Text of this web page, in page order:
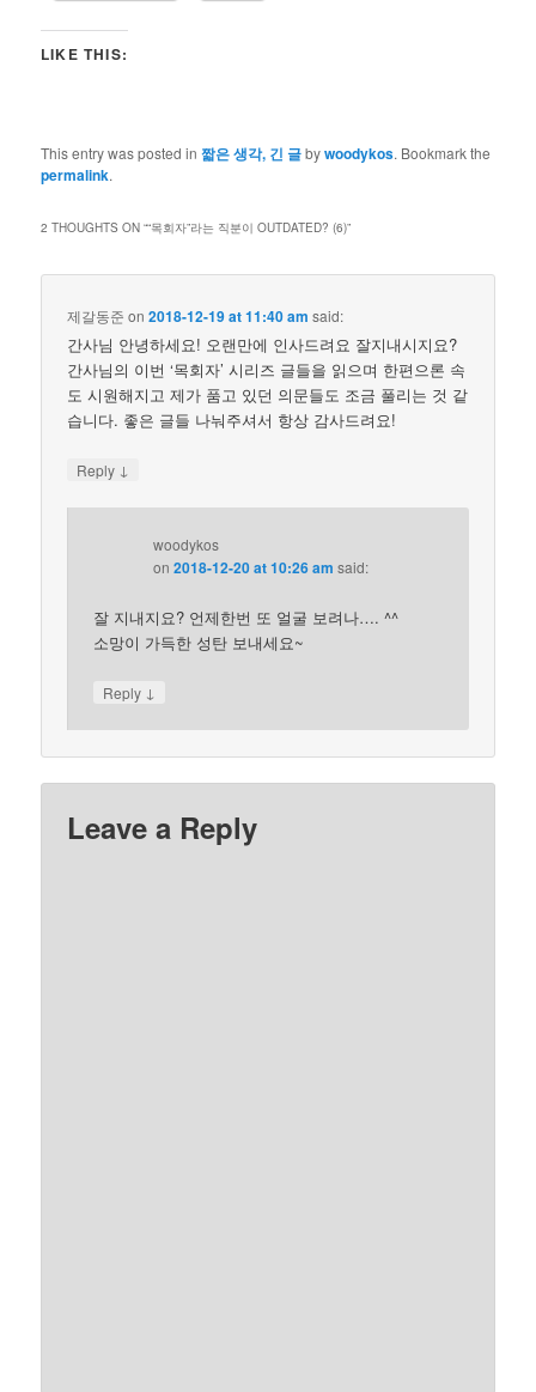
LIKE THIS:
This entry was posted in짧은 생각, 긴 글bywoodykos. Bookmark the
permalink.
2 THOUGHTS ON ““목회자”라는 직분이 OUTDATED? (6)”
제갈동준 on2018-12-19 at 11:40 am said:
간사님 안녕하세요! 오랜만에 인사드려요 잘지내시지요?
간사님의 이번 ‘목회자’ 시리즈 글들을 읽으며 한편으론 속
도 시원해지고 제가 품고 있던 의문들도 조금 풀리는 것 같
습니다. 좋은 글들 나눠주셔서 항상 감사드려요!
Reply ↓
woodykos
on2018-12-20 at 10:26 am said:
잘 지내지요? 언제한번 또 얼굴 보려나…. ^^
소망이 가득한 성탄 보내세요~
Reply ↓
Leave a Reply